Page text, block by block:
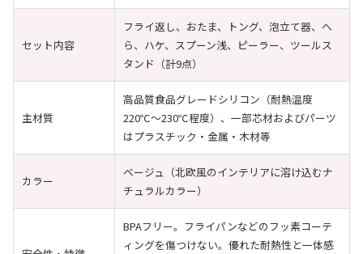
セット内容
フライ返し、おたま、トング、泡立て器、へ
ら、ハケ、スプーン浅、ピーラー、ツールス
タンド（計9点）
主材質
高品質食品グレードシリコン（耐熱温度
220℃〜230℃程度）、一部芯材およびパーツ
はプラスチック・金属・木材等
カラー
ベージュ（北欧風のインテリアに溶け込むナ
チュラルカラー）
BPAフリー。フライパンなどのフッ素コーテ
ィングを傷つけない。優れた耐熱性と一体感